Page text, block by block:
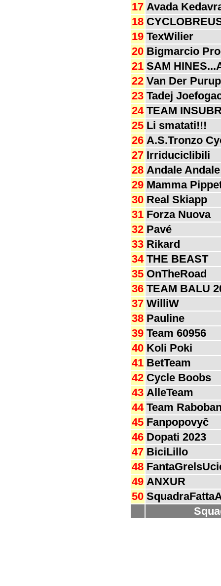
17 Avada
18
19 TexWilier
20 Bigmarcio
21 SAM
22 Van Der
23 Tadej
24 TEAM
25 Li smatati!!!
26 A.S.Tronzo
27 Irriduciclibili
28 Andale Andale
29 Mamma
30 Real Skiapp
31 Forza Nuova
32 Pavé
33 Rikard
34 THE BEAST
35 OnTheRoad
36 TEAM BALU
37 WilliW
38 Pauline
39 Team 60956
40 Koli Poki
41 BetTeam
42 Cycle Boobs
43 AlleTeam
44 Team
45 Fanpopovyč
46 Dopati 2023
47 BiciLillo
48
49 ANXUR
50